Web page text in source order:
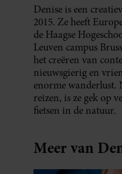
Denise is een
2015. Ze heeft
de Haagse
Leuven campus
het creëren van
nieuwsgierig en
enorme wanderlust.
reizen, is ze gek op
fietsen in de natuur.
Meer van